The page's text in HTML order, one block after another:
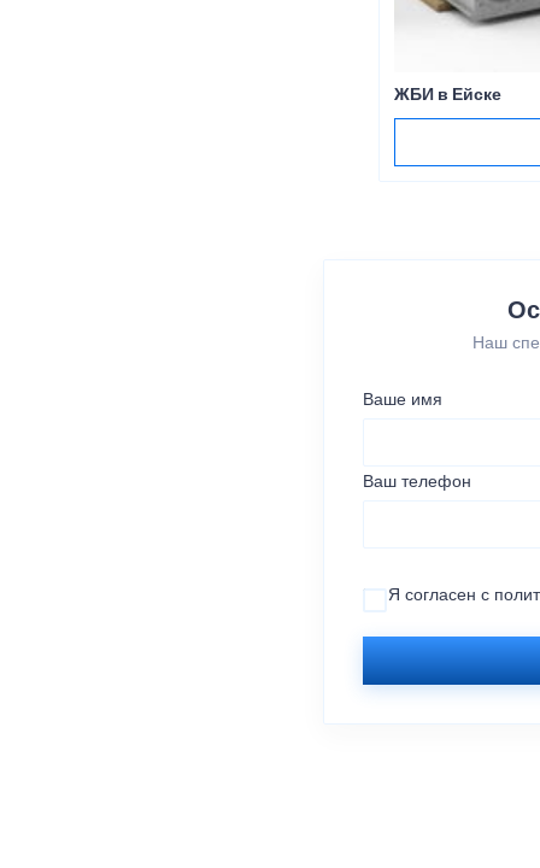
ЖБИ в Ейске
Наш
Ваше имя
Ваш телефон
Я согласен с